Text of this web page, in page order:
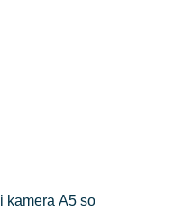
kamera A5 so